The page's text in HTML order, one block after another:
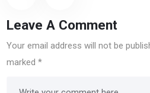
Leave A Comment
Your email address will not be
marked*